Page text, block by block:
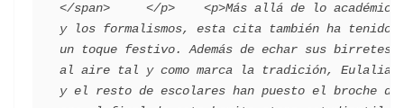
</span>     </p>    <p>Más allá de lo académico
y los formalismos, esta cita también ha tenido
un toque festivo. Además de echar sus birretes
al aire tal y como marca la tradición, Eulalia
y el resto de escolares han puesto el broche de